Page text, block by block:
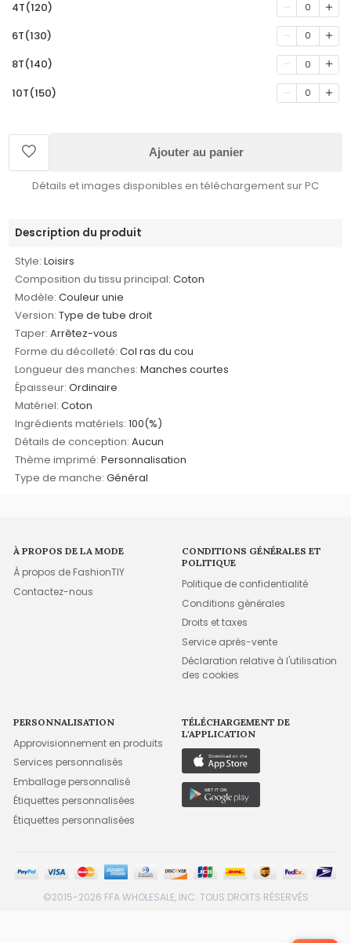
4T(120) 0
6T(130) 0
8T(140) 0
10T(150) 0
Ajouter au panier
Détails et images disponibles en téléchargement sur PC
Description du produit
Style: Loisirs
Composition du tissu principal: Coton
Modèle: Couleur unie
Version: Type de tube droit
Taper: Arrêtez-vous
Forme du décolleté: Col ras du cou
Longueur des manches: Manches courtes
Épaisseur: Ordinaire
Matériel: Coton
Ingrédients matériels: 100(%)
Détails de conception: Aucun
Thème imprimé: Personnalisation
Type de manche: Général
À PROPOS DE LA MODE
À propos de FashionTIY
Contactez-nous
CONDITIONS GÉNÉRALES ET
POLITIQUE
Politique de confidentialité
Conditions générales
Droits et taxes
Service après-vente
Déclaration relative à l'utilisation
des cookies
PERSONNALISATION
Approvisionnement en produits
Services personnalisés
Emballage personnalisé
Étiquettes personnalisées
Étiquettes personnalisées
TÉLÉCHARGEMENT DE
L'APPLICATION
©2015-2026 FFA WHOLESALE, INC. TOUS DROITS RÉSERVÉS